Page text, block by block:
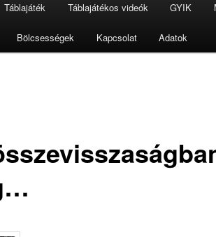
Táblajáték Táblajátékos videók GYIK
Bölcsességek Kapcsolat Adatok